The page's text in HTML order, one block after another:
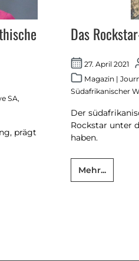
SA,
prägt
Das
27. April 2021
Magazin|
Südafrikanischer
Der
Rockstar unter
haben.
Mehr...